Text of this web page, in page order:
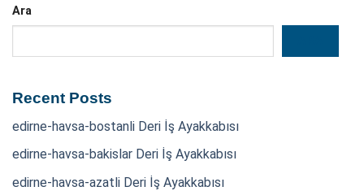
Ara
Recent Posts
edirne-havsa-bostanli Deri İş Ayakkabısı
edirne-havsa-bakislar Deri İş Ayakkabısı
edirne-havsa-azatli Deri İş Ayakkabısı